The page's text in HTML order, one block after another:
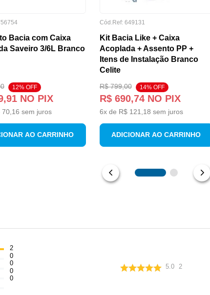
Bacia com Caixa
Saveiro 3/6L Branco
12% OFF
,91NO PIX
70, 16 sem juros
AO CARRINHO
Cód.Ref: 649131
Kit Bacia Like + Caixa
Acoplada + Assento PP +
Itens de Instalação Branco
Celite
R$ 799,00 14% OFF
R$ 690,74NO PIX
6x de R$ 121 18 sem juros
ADICIONAR AO CARRINHO
2
0
0
0
0
5.0 2